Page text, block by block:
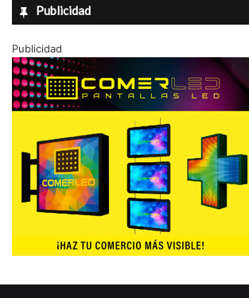
Publicidad
Publicidad